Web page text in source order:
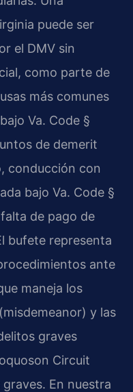
puede ser
el DMV sin
como parte de
más comunes
Va. Code §
de demerit
conducción con
bajo Va. Code §
de pago de
bufete representa
ante
maneja los
y las
graves
Circuit
En nuestra